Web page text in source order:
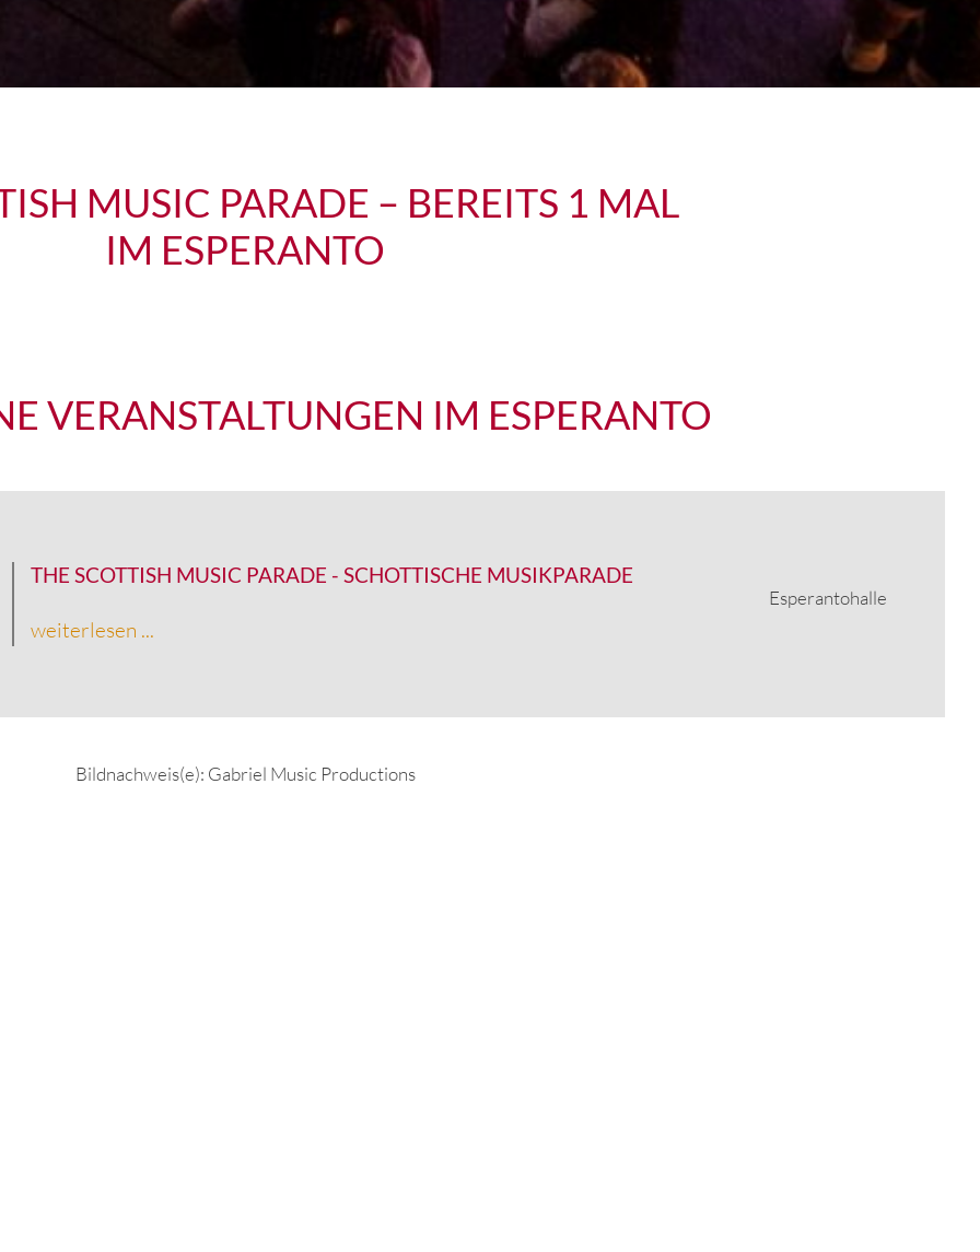
MUSIC PARADE – BEREITS 1 MAL
IM ESPERANTO
VERANSTALTUNGEN IM ESPERANTO
Esperantohalle
THE SCOTTISH MUSIC PARADE - SCHOTTISCHE MUSIKPARADE
weiterlesen ...
Bildnachweis(e): Gabriel Music Productions